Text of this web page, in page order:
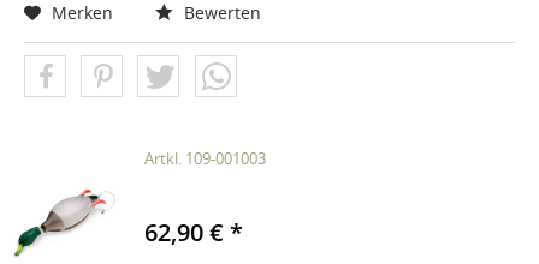
Merken Bewerten
Artkl. 109-001003
62,90 € *